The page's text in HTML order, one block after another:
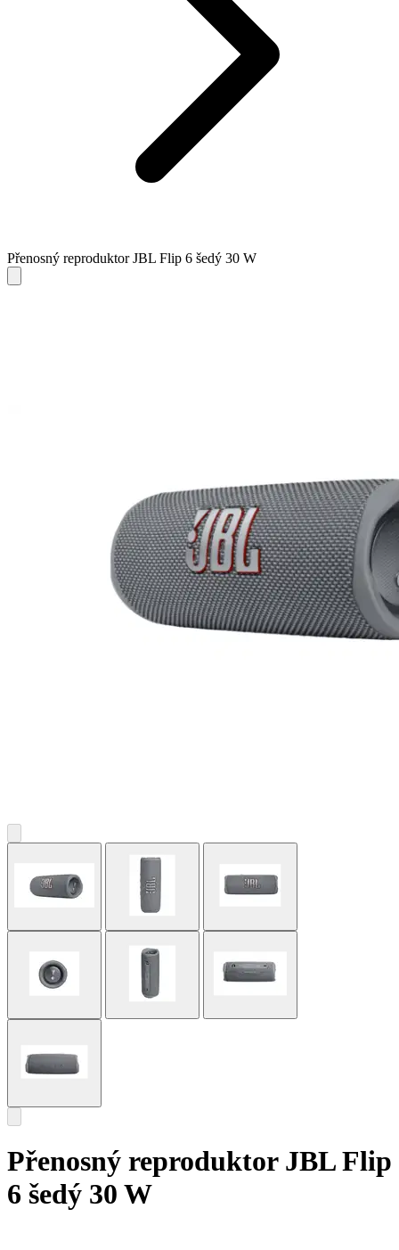
Přenosný reproduktor JBL Flip 6 šedý 30 W
Přenosný reproduktor JBL Flip
6 šedý 30 W